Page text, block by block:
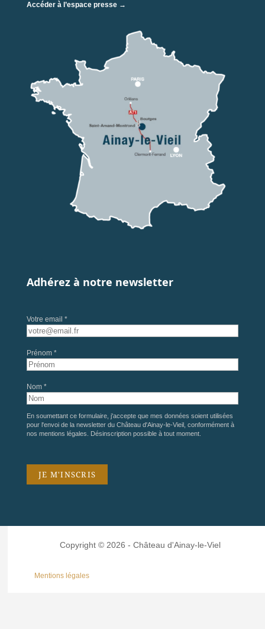
Accéder à l’espace presse →
Adhérez à notre newsletter
Votre email *
Prénom *
Nom *
En soumettant ce formulaire, j'accepte que mes données soient utilisées
pour l'envoi de la newsletter du Château d'Ainay-le-Vieil, conformément à
nos mentions légales . Désinscription possible à tout moment.
Copyright © 2026 - Château d'Ainay-le-Viel
Mentions légales